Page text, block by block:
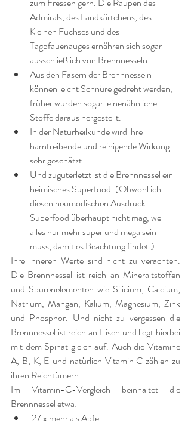
Admirals, des Landkärtchens, des
Kleinen Fuchses und des
Tagpfauenauges ernähren sich sogar
ausschließlich von Brennnesseln.
Aus den Fasern der Brennnesseln
können leicht Schnüre gedreht werden,
früher wurden sogar leinenähnliche
Stoffe daraus hergestellt.
In der Naturheilkunde wird ihre
harntreibende und reinigende Wirkung
sehr geschätzt.
Und zuguterletzt ist die Brennnessel ein
heimisches Superfood. (Obwohl ich
diesen neumodischen Ausdruck
Superfood überhaupt nicht mag, weil
alles nur mehr super und mega sein
muss, damit es Beachtung findet.)
Ihre inneren Werte sind nicht zu verachten.
Die Brennnessel ist reich an Mineraltstoffen
und Spurenelementen wie Silicium, Calcium,
Natrium, Mangan, Kalium, Magnesium, Zink
und Phosphor. Und nicht zu vergessen die
Brennnessel ist reich an Eisen und liegt hierbei
mit dem Spinat gleich auf. Auch die Vitamine
A, B, K, E und natürlich Vitamin C zählen zu
ihren Reichtümern.
Im Vitamin-C-Vergleich beinhaltet die
Brennnessel etwa:
27 x mehr als Apfel